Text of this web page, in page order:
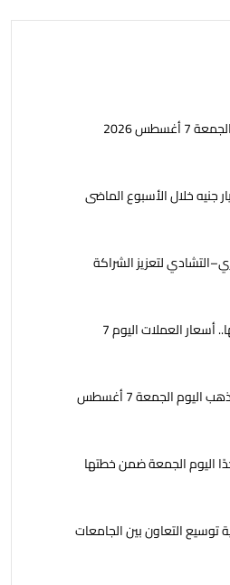
2026
لتعزيز الشراكة
الدينار الكويتي بـ 162.32 جنيهًا.. أسعار العملات اليوم 7
عيار 21بـ 5980 جنيها.. سعر الذهب اليوم الجمعة 7 أغسطس
تفتتح 17 مسجدًا اليوم الجمعة ضمن خطتها
توسيع التعاون بين الجامعات